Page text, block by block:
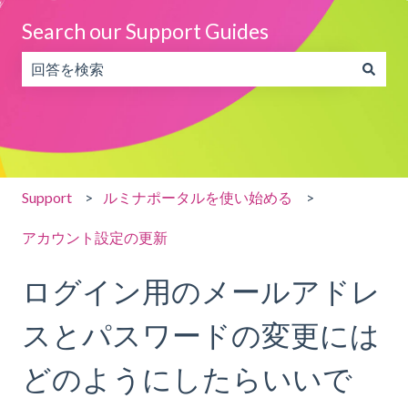
Search our Support Guides
検索フィールドが空なので、候補はありません。
Support ルミナポータルを使い始める
アカウント設定の更新
ログイン用のメールアドレ
スとパスワードの変更には
どのようにしたらいいで